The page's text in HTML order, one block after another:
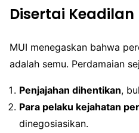
Disertai Keadilan
MUI menegaskan bahwa
adalah semu. Perdamaian
Penjajahan dihentikan,
Para pelaku kejahatan
dinegosiasikan.